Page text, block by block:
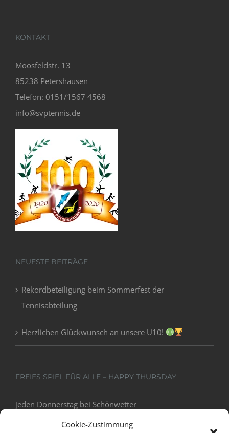
Cookie-Zustimmung
KONTAKT
Moosfeldstr. 13
85238 Petershausen
Telefon: 0151/1567 4568
info@svptennis.de
NEUESTE BEITRÄGE
Rekordbeteiligung beim Sommerfest der
Tennisabteilung
Herzlichen Glückwunsch an unsere U10!
FREIES SPIEL FÜR ALLE – HAPPY THURSDAY
jeden Donnerstag bei Schönwetter
18:00 - 20:00